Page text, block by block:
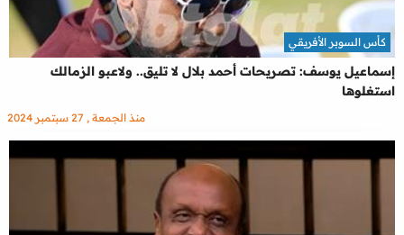
إسماعيل يوسف: تصريحات أحمد بلال لا تليق.. ولاعبو الزمالك
استغلوها
كأس السوبر الأفريقي
منذ الجمعة , 27 سبتمبر 2024